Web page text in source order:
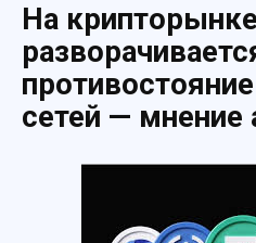
На крипторынке
сетей — мнение